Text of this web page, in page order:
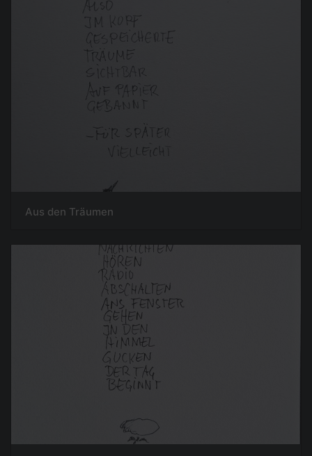
Aus den Träumen